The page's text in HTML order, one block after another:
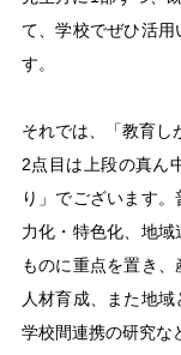
て、学校でぜひ活用
す。
それでは、「教育し
2点目は上段の真ん
り」でございます
力化・特色化、地
ものに重点を置き
人材育成、また地
学校間連携の研究な